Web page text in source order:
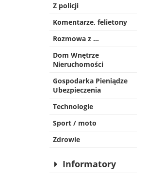
Z policji
Komentarze, felietony
Rozmowa z …
Dom Wnętrze
Nieruchomości
Gospodarka Pieniądze
Ubezpieczenia
Technologie
Sport / moto
Zdrowie
Informatory